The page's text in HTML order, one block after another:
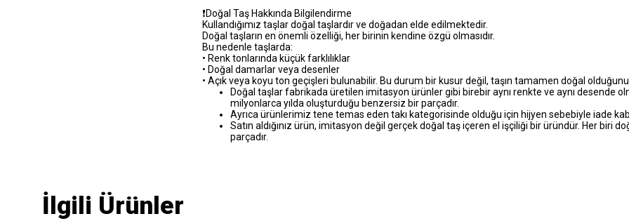
❗️Doğal Taş Hakkında Bilgilendirme
Kullandığımız taşlar doğal taşlardır ve doğadan elde edilmektedir.
Doğal taşların en önemli özelliği, her birinin kendine özgü olmasıdır.
Bu nedenle taşlarda:
• Renk tonlarında küçük farklılıklar
• Doğal damarlar veya desenler
• Açık veya koyu ton geçişleri bulunabilir. Bu durum bir kusur değil, taşın tamamen doğal
Doğal taşlar fabrikada üretilen imitasyon ürünler gibi birebir aynı renkte ve aynı desende
milyonlarca yılda oluşturduğu benzersiz bir parçadır.
Ayrıca ürünlerimiz tene temas eden takı kategorisinde olduğu için hijyen sebebiyle iade
Satın aldığınız ürün, imitasyon değil gerçek doğal taş içeren el işçiliği bir üründür. Her biri
parçadır.
İlgili Ürünler